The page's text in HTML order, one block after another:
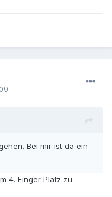
Bei mir ist da ein
4. Finger Platz zu